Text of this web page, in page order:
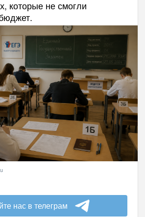
которые не смогли
нас в телеграм